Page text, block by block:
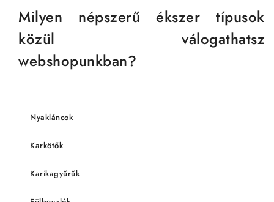
Milyen népszerű ékszer típusok
közül válogathatsz
webshopunkban?
Nyakláncok
Karkötők
Karikagyűrűk